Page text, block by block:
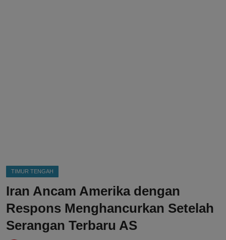
TIMUR TENGAH
Iran Ancam Amerika dengan
Respons Menghancurkan Setelah
Serangan Terbaru AS